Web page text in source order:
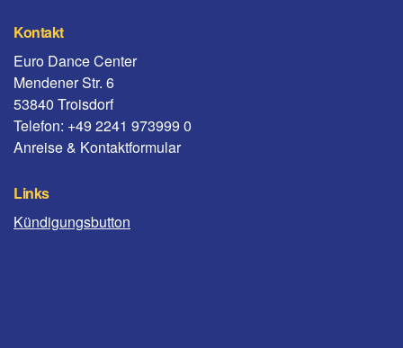
Kontakt
Euro Dance Center
Mendener Str. 6
53840 Troisdorf
Telefon: +49 2241 973999 0
Anreise & Kontaktformular
Links
Kündigungsbutton